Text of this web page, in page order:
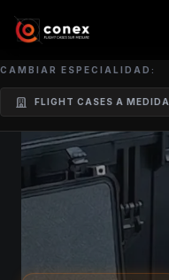
CAMBIAR ESPECIALIDAD:
FLIGHT CASES A MEDIDA